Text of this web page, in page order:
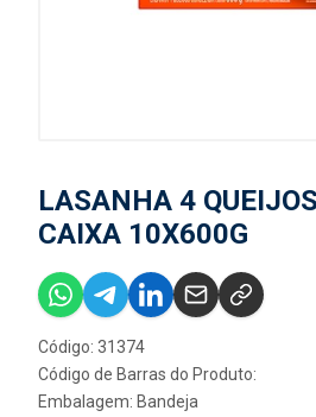
LASANHA 4
CAIXA 10X600G
Código: 31374
Código de Barras do Produto:
Embalagem: Bandeja